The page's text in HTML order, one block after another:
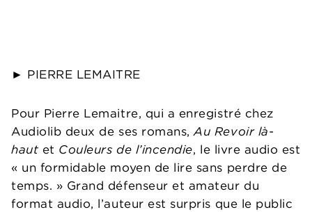
► PIERRE LEMAITRE
Pour Pierre Lemaitre, qui a enregistré chez
Audiolib deux de ses romans,Au Revoir là-
haut et Couleurs de l’incendie, le livre audio est
« un formidable moyen de lire sans perdre de
temps. » Grand défenseur et amateur du
format audio, l’auteur est surpris que le public